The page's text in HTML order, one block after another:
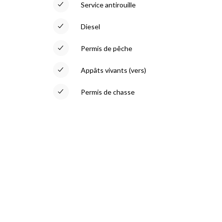
Service antirouille
Diesel
Permis de pêche
Appâts vivants (vers)
Permis de chasse